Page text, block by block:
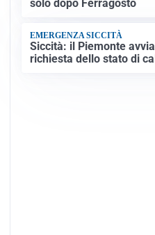
solo dopo Ferragosto
EMERGENZA SICCITÀ
Siccità: il Piemonte
richiesta dello stato di